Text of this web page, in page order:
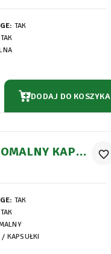
TAK
TAK
DODAJ DO KOSZYKA
KAPSU
TAK
TAK
/ KAPSUŁKI
favorite_border